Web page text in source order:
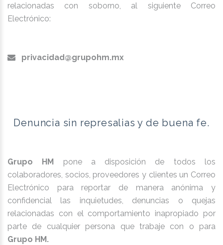
relacionadas con soborno, al siguiente Correo
Electrónico:
privacidad@grupohm.mx
Denuncia sin represalias y de buena fe.
Grupo HM
pone a disposición de todos los
colaboradores, socios, proveedores y clientes un Correo
Electrónico para reportar de manera anónima y
confidencial las inquietudes, denuncias o quejas
relacionadas con el comportamiento inapropiado por
parte de cualquier persona que trabaje con o para
Grupo HM.